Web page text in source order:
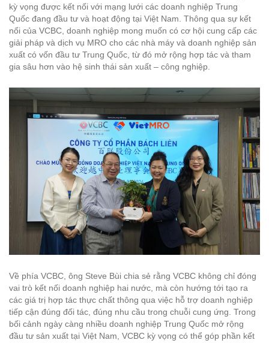
kỳ vọng được kết nối với mạng lưới các doanh nghiệp Trung
Quốc đang đầu tư và hoạt động tại Việt Nam. Thông qua sự kết
nối của VCBC, doanh nghiệp mong muốn có cơ hội cung cấp các
giải pháp và dịch vụ MRO cho các nhà máy và doanh nghiệp sản
xuất có vốn đầu tư Trung Quốc, từ đó mở rộng hợp tác và tham
gia sâu hơn vào hệ sinh thái sản xuất – công nghiệp.
Về phía VCBC, ông Steve Bùi chia sẻ rằng VCBC không chỉ đóng
vai trò kết nối doanh nghiệp hai nước, mà còn hướng tới tạo ra
các giá trị hợp tác thực chất thông qua việc hỗ trợ doanh nghiệp
tiếp cận đúng đối tác, đúng nhu cầu trong chuỗi cung ứng. Trong
bối cảnh ngày càng nhiều doanh nghiệp Trung Quốc mở rộng
đầu tư sản xuất tại Việt Nam, VCBC kỳ vọng có thể góp phần kết